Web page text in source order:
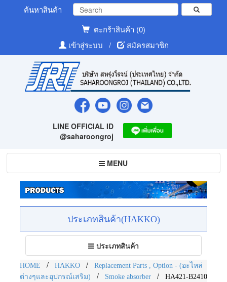
ค้นหาสินค้า
ตะกร้าสินค้า (0)
เข้าสู่ระบบ
/ สมัครสมาชิก
LINE OFFICIAL ID
@saharoongroj
Toggle
navigation
MENU
ประเภทสินค้า(HAKKO)
Toggle
navigation
ประเภทสินค้า
HOME / HAKKO /
Replacement Parts , Option - (อะไหล่
ต่างๆและอุปกรณ์เสริม)
/ Smoke absorber / HA421-B2410